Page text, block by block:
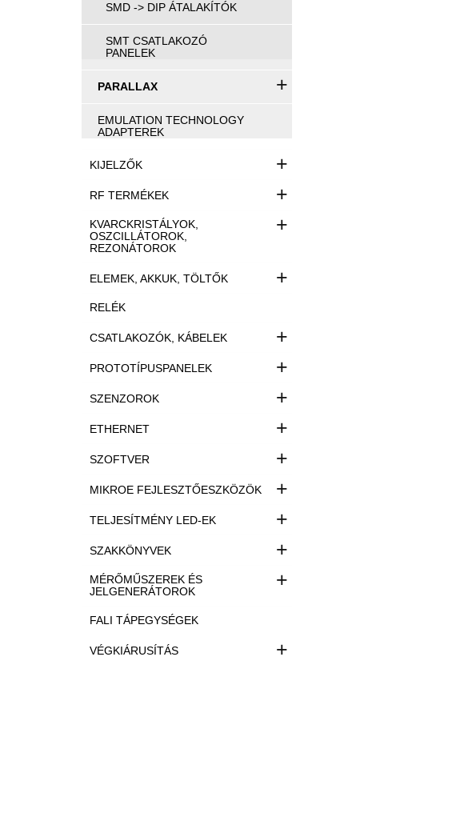
SMD -> DIP ÁTALAKÍTÓK
SMT CSATLAKOZÓ
PANELEK
PARALLAX +
EMULATION TECHNOLOGY
ADAPTEREK
KIJELZŐK +
RF TERMÉKEK +
KVARCKRISTÁLYOK,
OSZCILLÁTOROK,
REZONÁTOROK
+
ELEMEK, AKKUK, TÖLTŐK +
RELÉK
CSATLAKOZÓK, KÁBELEK +
PROTOTÍPUSPANELEK +
SZENZOROK +
ETHERNET +
SZOFTVER +
MIKROE FEJLESZTŐESZKÖZÖK +
TELJESÍTMÉNY LED-EK +
SZAKKÖNYVEK +
MÉRŐMŰSZEREK ÉS
JELGENERÁTOROK
+
FALI TÁPEGYSÉGEK
VÉGKIÁRUSÍTÁS +